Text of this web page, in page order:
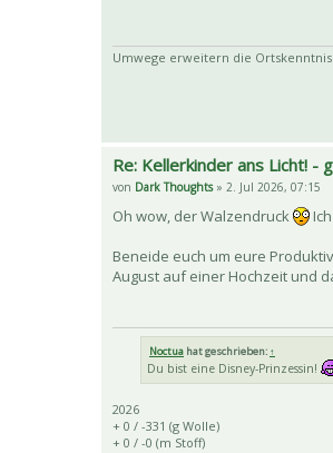
Umwege erweitern die Ortskenntnis.
Re: Kellerkinder ans Licht! -
von Dark Thoughts» 2. Jul 2026, 07:15
Oh wow, der Walzendruck
Beneide euch um eure
August auf einer Hochzeit und
Noctua hat geschrieben: ↑
Du bist eine Disney-Prinzessin!
2026
+ 0 / -331 (g Wolle)
+ 0 / -0 (m Stoff)